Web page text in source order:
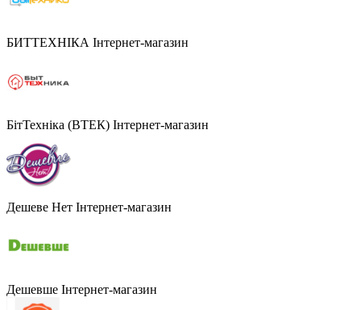
БИТТЕХНІКА Інтернет-магазин
БітТехніка (ВТЕК) Інтернет-магазин
Дешеве Нет Інтернет-магазин
Дешевше Інтернет-магазин